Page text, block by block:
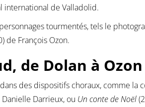
international de Valladolid.
tourmentés, tels le
de François Ozon.
de Dolan à Ozon
dans des dispositifs choraux, comme la
Danielle Darrieux, ou Un conte de Noël